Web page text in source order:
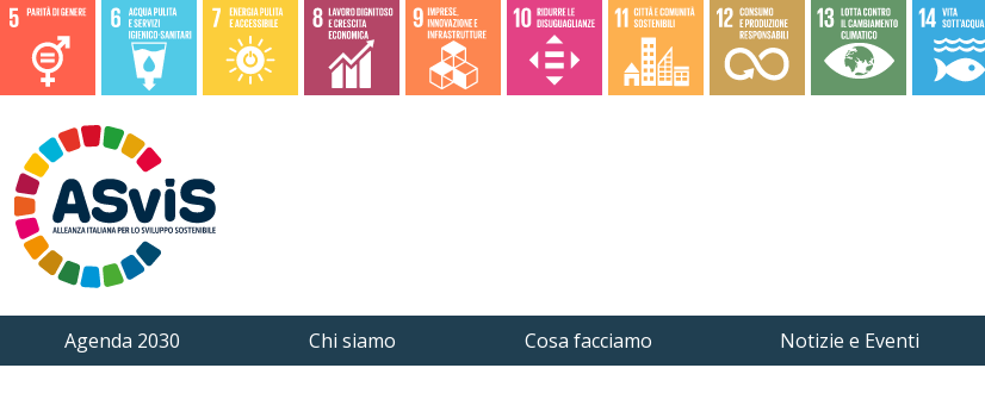
Agenda 2030 Chi siamo Cosa facciamo Notizie e Eventi